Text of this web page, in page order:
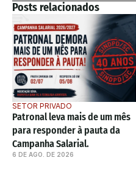
Posts relacionados
SETOR PRIVADO
Patronal leva mais de um mês
para responder à pauta da
Campanha Salarial.
6 DE AGO. DE 2026